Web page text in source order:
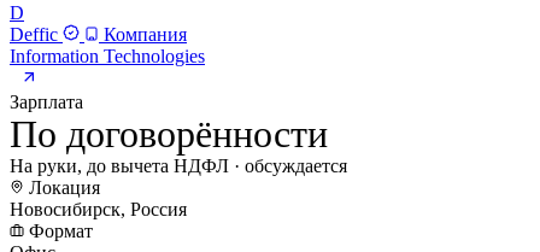
D
Deffic
Компания
Information Technologies
Зарплата
По договорённости
На руки, до вычета НДФЛ · обсуждается
Локация
Новосибирск, Россия
Формат